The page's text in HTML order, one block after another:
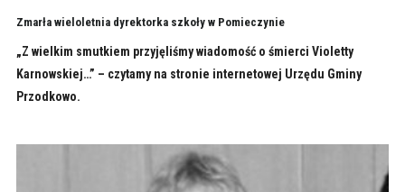
Zmarła wieloletnia dyrektorka szkoły w Pomieczynie
„Z wielkim smutkiem przyjęliśmy wiadomość o śmierci Violetty
Karnowskiej…” – czytamy na stronie internetowej Urzędu Gminy
Przodkowo.